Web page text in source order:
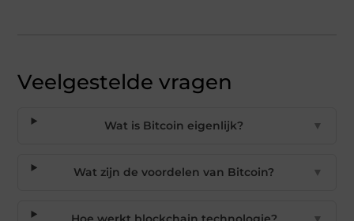
Veelgestelde vragen
Wat is Bitcoin eigenlijk? ▼
Wat zijn de voordelen van Bitcoin? ▼